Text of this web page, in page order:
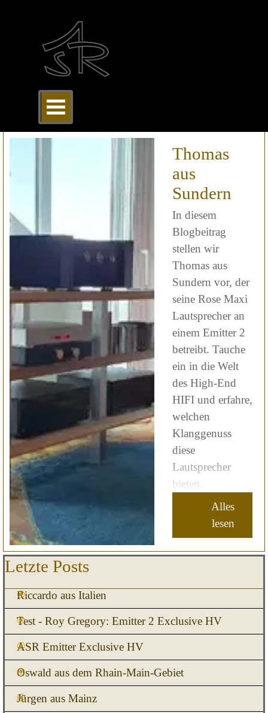
Menü überspringen
Thomas
aus
Sundern
In diesem
Blogbeitrag
stellen wir
Thomas aus
Sundern vor, der
seine Rose Maxi
Lautsprecher an
einem Emitter 2
betreibt. Tauche
ein in die Welt
des High-End
HIFI und erfahre,
welchen
Klanggenuss
diese
Lautsprecher
bieten.
Alles
lesen
Block überspringen Letzte Posts
Letzte Posts
Riccardo aus Italien
Test - Roy Gregory: Emitter 2 Exclusive HV
ASR Emitter Exclusive HV
Oswald aus dem Rhain-Main-Gebiet
Jürgen aus Mainz